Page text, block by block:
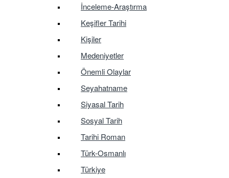
İnceleme-Araştırma
Keşifler Tarihi
Kişiler
Medeniyetler
Önemli Olaylar
Seyahatname
Siyasal Tarih
Sosyal Tarih
Tarihi Roman
Türk-Osmanlı
Türkiye